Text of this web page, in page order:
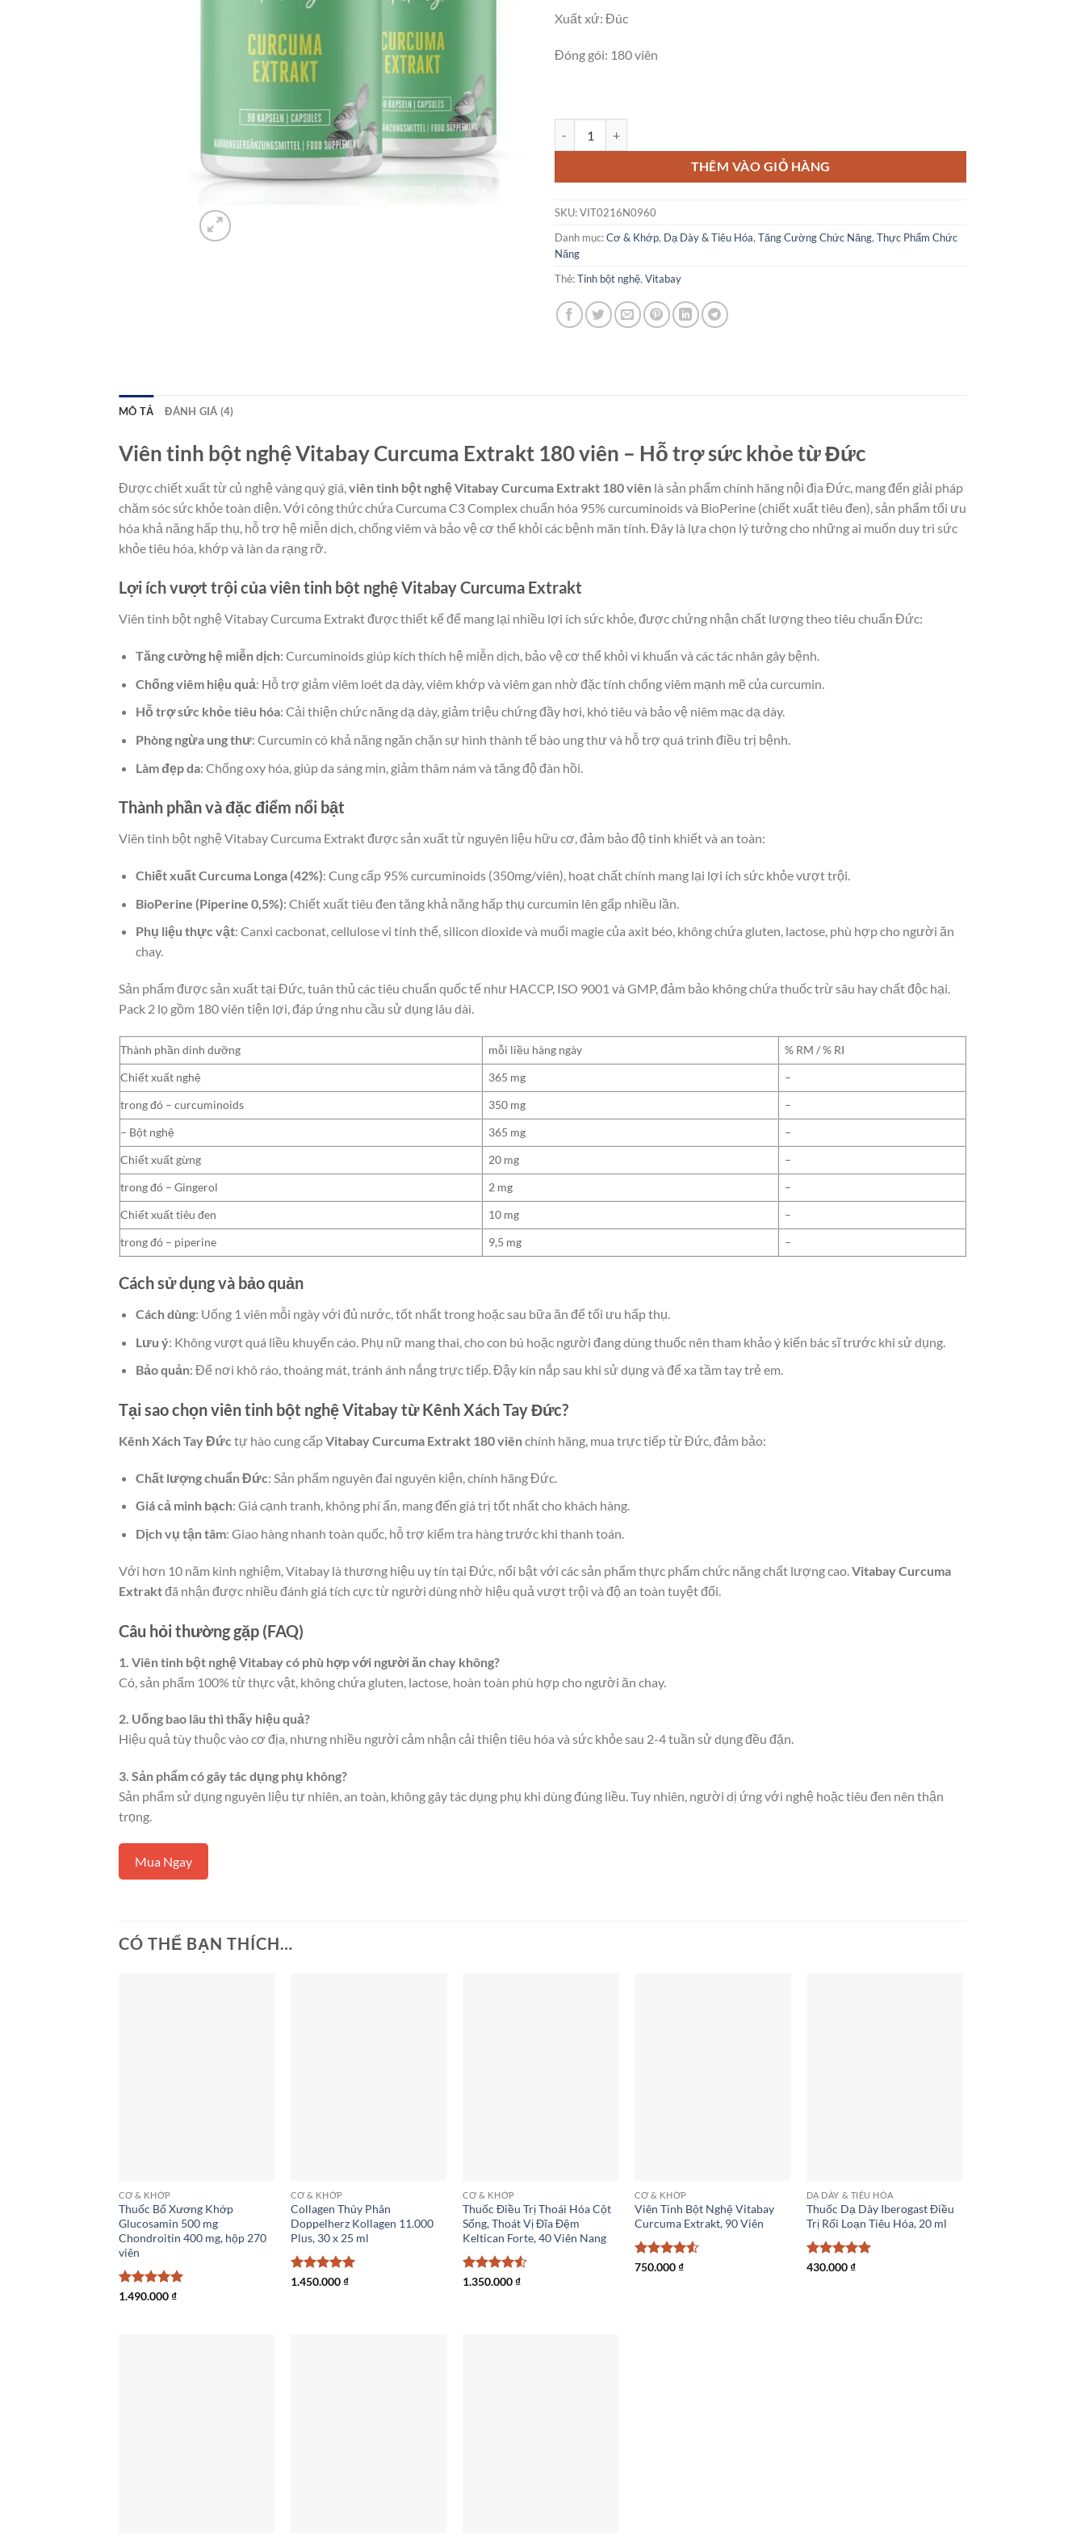
Xuất xứ: Đúc
Đóng gói: 180 viên
THÊM VÀO GIỎ HÀNG
SKU:VIT0216N0960
Danh mục:Cơ & Khớp, Dạ Dày & Tiêu Hóa, Tăng Cường Chức Năng, Thực Phẩm Chức
Năng
Thẻ:Tinh bột nghệ, Vitabay
MÔ TẢ ĐÁNH GIÁ (4)
Viên tinh bột nghệ Vitabay Curcuma Extrakt 180 viên – Hỗ trợ sức khỏe từ Đức
Được chiết xuất từ củ nghệ vàng quý giá, viên tinh bột nghệ Vitabay Curcuma Extrakt 180 viên là sản phẩm chính hãng nội địa Đức, mang đến giải pháp
chăm sóc sức khỏe toàn diện. Với công thức chứa Curcuma C3 Complex chuẩn hóa 95% curcuminoids và BioPerine (chiết xuất tiêu đen), sản phẩm tối ưu
hóa khả năng hấp thụ, hỗ trợ hệ miễn dịch, chống viêm và bảo vệ cơ thể khỏi các bệnh mãn tính. Đây là lựa chọn lý tưởng cho những ai muốn duy trì sức
khỏe tiêu hóa, khớp và làn da rạng rỡ.
Lợi ích vượt trội của viên tinh bột nghệ Vitabay Curcuma Extrakt
Viên tinh bột nghệ Vitabay Curcuma Extrakt được thiết kế để mang lại nhiều lợi ích sức khỏe, được chứng nhận chất lượng theo tiêu chuẩn Đức:
Tăng cường hệ miễn dịch: Curcuminoids giúp kích thích hệ miễn dịch, bảo vệ cơ thể khỏi vi khuẩn và các tác nhân gây bệnh.
Chống viêm hiệu quả: Hỗ trợ giảm viêm loét dạ dày, viêm khớp và viêm gan nhờ đặc tính chống viêm mạnh mẽ của curcumin.
Hỗ trợ sức khỏe tiêu hóa: Cải thiện chức năng dạ dày, giảm triệu chứng đầy hơi, khó tiêu và bảo vệ niêm mạc dạ dày.
Phòng ngừa ung thư: Curcumin có khả năng ngăn chặn sự hình thành tế bào ung thư và hỗ trợ quá trình điều trị bệnh.
Làm đẹp da: Chống oxy hóa, giúp da sáng mịn, giảm thâm nám và tăng độ đàn hồi.
Thành phần và đặc điểm nổi bật
Viên tinh bột nghệ Vitabay Curcuma Extrakt được sản xuất từ nguyên liệu hữu cơ, đảm bảo độ tinh khiết và an toàn:
Chiết xuất Curcuma Longa (42%): Cung cấp 95% curcuminoids (350mg/viên), hoạt chất chính mang lại lợi ích sức khỏe vượt trội.
BioPerine (Piperine 0,5%): Chiết xuất tiêu đen tăng khả năng hấp thụ curcumin lên gấp nhiều lần.
Phụ liệu thực vật: Canxi cacbonat, cellulose vi tinh thể, silicon dioxide và muối magie của axit béo, không chứa gluten, lactose, phù hợp cho người ăn
chay.
Sản phẩm được sản xuất tại Đức, tuân thủ các tiêu chuẩn quốc tế như HACCP, ISO 9001 và GMP, đảm bảo không chứa thuốc trừ sâu hay chất độc hại.
Pack 2 lọ gồm 180 viên tiện lợi, đáp ứng nhu cầu sử dụng lâu dài.
Thành phần dinh dưỡng mỗi liều hàng ngày
% RM / % RI
Chiết xuất nghệ
365 mg
–
trong đó – curcuminoids
350 mg
–
– Bột nghệ
365 mg
–
Chiết xuất gừng
20 mg
–
trong đó – Gingerol
2 mg
–
Chiết xuất tiêu đen
10 mg
–
trong đó – piperine
9,5 mg –
Cách sử dụng và bảo quản
Cách dùng: Uống 1 viên mỗi ngày với đủ nước, tốt nhất trong hoặc sau bữa ăn để tối ưu hấp thụ.
Lưu ý: Không vượt quá liều khuyến cáo. Phụ nữ mang thai, cho con bú hoặc người đang dùng thuốc nên tham khảo ý kiến bác sĩ trước khi sử dụng.
Bảo quản: Để nơi khô ráo, thoáng mát, tránh ánh nắng trực tiếp. Đậy kín nắp sau khi sử dụng và để xa tầm tay trẻ em.
Tại sao chọn viên tinh bột nghệ Vitabay từ Kênh Xách Tay Đức?
Kênh Xách Tay Đứctự hào cung cấpVitabay Curcuma Extrakt 180 viênchính hãng, mua trực tiếp từ Đức, đảm bảo:
Chất lượng chuẩn Đức: Sản phẩm nguyên đai nguyên kiện, chính hãng Đức.
Giá cả minh bạch: Giá cạnh tranh, không phí ẩn, mang đến giá trị tốt nhất cho khách hàng.
Dịch vụ tận tâm: Giao hàng nhanh toàn quốc, hỗ trợ kiểm tra hàng trước khi thanh toán.
Với hơn 10 năm kinh nghiệm, Vitabay là thương hiệu uy tín tại Đức, nổi bật với các sản phẩm thực phẩm chức năng chất lượng cao. Vitabay Curcuma
Extraktđã nhận được nhiều đánh giá tích cực từ người dùng nhờ hiệu quả vượt trội và độ an toàn tuyệt đối.
Câu hỏi thường gặp (FAQ)
1. Viên tinh bột nghệ Vitabay có phù hợp với người ăn chay không?
Có, sản phẩm 100% từ thực vật, không chứa gluten, lactose, hoàn toàn phù hợp cho người ăn chay.
2. Uống bao lâu thì thấy hiệu quả?
Hiệu quả tùy thuộc vào cơ địa, nhưng nhiều người cảm nhận cải thiện tiêu hóa và sức khỏe sau 2-4 tuần sử dụng đều đặn.
3. Sản phẩm có gây tác dụng phụ không?
Sản phẩm sử dụng nguyên liệu tự nhiên, an toàn, không gây tác dụng phụ khi dùng đúng liều. Tuy nhiên, người dị ứng với nghệ hoặc tiêu đen nên thận
trọng.
Mua Ngay
CÓ THỂ BẠN THÍCH…
CƠ & KHỚP
Thuốc Bổ Xương Khớp
Glucosamin 500 mg
Chondroitin 400 mg, hộp 270
viên
Được xếp
1.490.000₫
CƠ & KHỚP
Collagen Thủy Phân
Doppelherz Kollagen 11.000
Plus, 30 x 25 ml
Được xếp
1.450.000₫
CƠ & KHỚP
Thuốc Điều Trị Thoái Hóa Cột
Sống, Thoát Vị Đĩa Đệm
Keltican Forte, 40 Viên Nang
Được xếp
1.350.000₫
CƠ & KHỚP
Viên Tinh Bột Nghệ Vitabay
Curcuma Extrakt, 90 Viên
Được xếp
750.000₫
DẠ DÀY & TIÊU HÓA
Thuốc Dạ Dày Iberogast Điều
Trị Rối Loạn Tiêu Hóa, 20 ml
Được xếp
430.000₫